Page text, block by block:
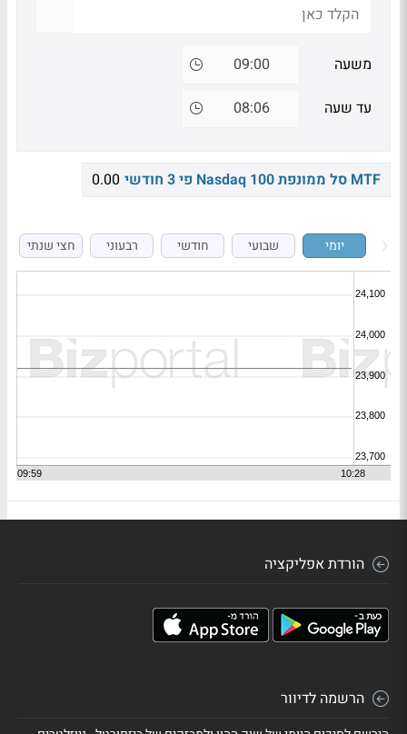
משעה
עד שעה
MTF סל ממונפת Nasdaq 100 פי 3 חודשי 0.00
יומי שבועי חודשי רבעוני חצי שנתי
הורדת אפליקציה
הרשמה לדיוור